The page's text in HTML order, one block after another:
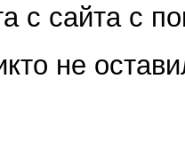
с сайта с
не